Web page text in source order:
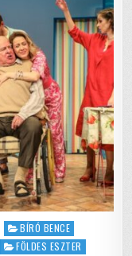
BÍRÓ BENCE
FÖLDES ESZTER